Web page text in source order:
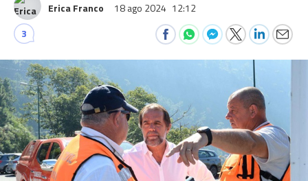
Erica Franco 18 ago 2024 12:12
3